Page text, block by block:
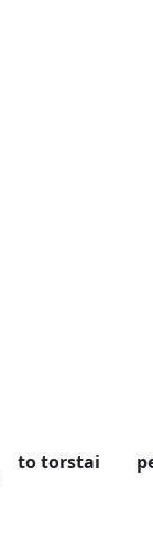
totorstai